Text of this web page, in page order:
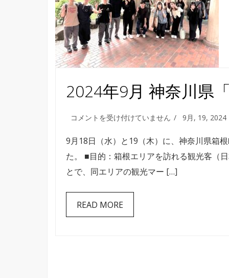
2024年9月 神奈川県
2024
9
神
奈
県
「箱
コメントを受け付けていません 9月, 19, 2024
9月18日（水）と19（木）に、神奈川県箱
た。 ■目的：箱根エリアを訪れる観光客（
とで、同エリアの観光マー […]
READ MORE